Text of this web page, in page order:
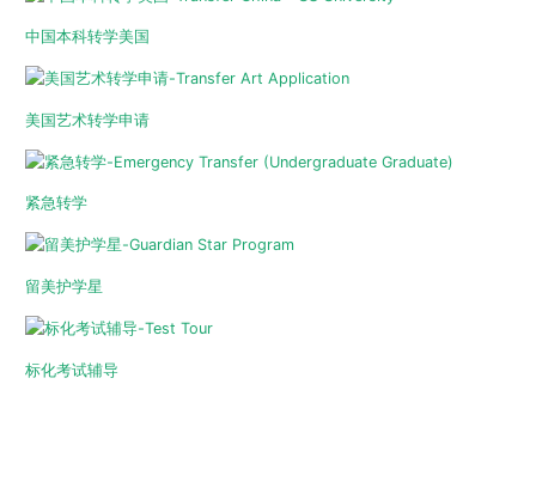
中国本科转学美国
美国艺术转学申请
紧急转学
留美护学星
标化考试辅导